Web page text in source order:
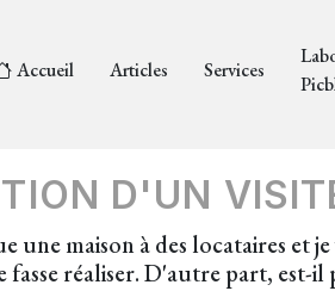
Accueil Articles Services
D'UN
une maison à des locataires et
fasse réaliser. D'autre part, est-